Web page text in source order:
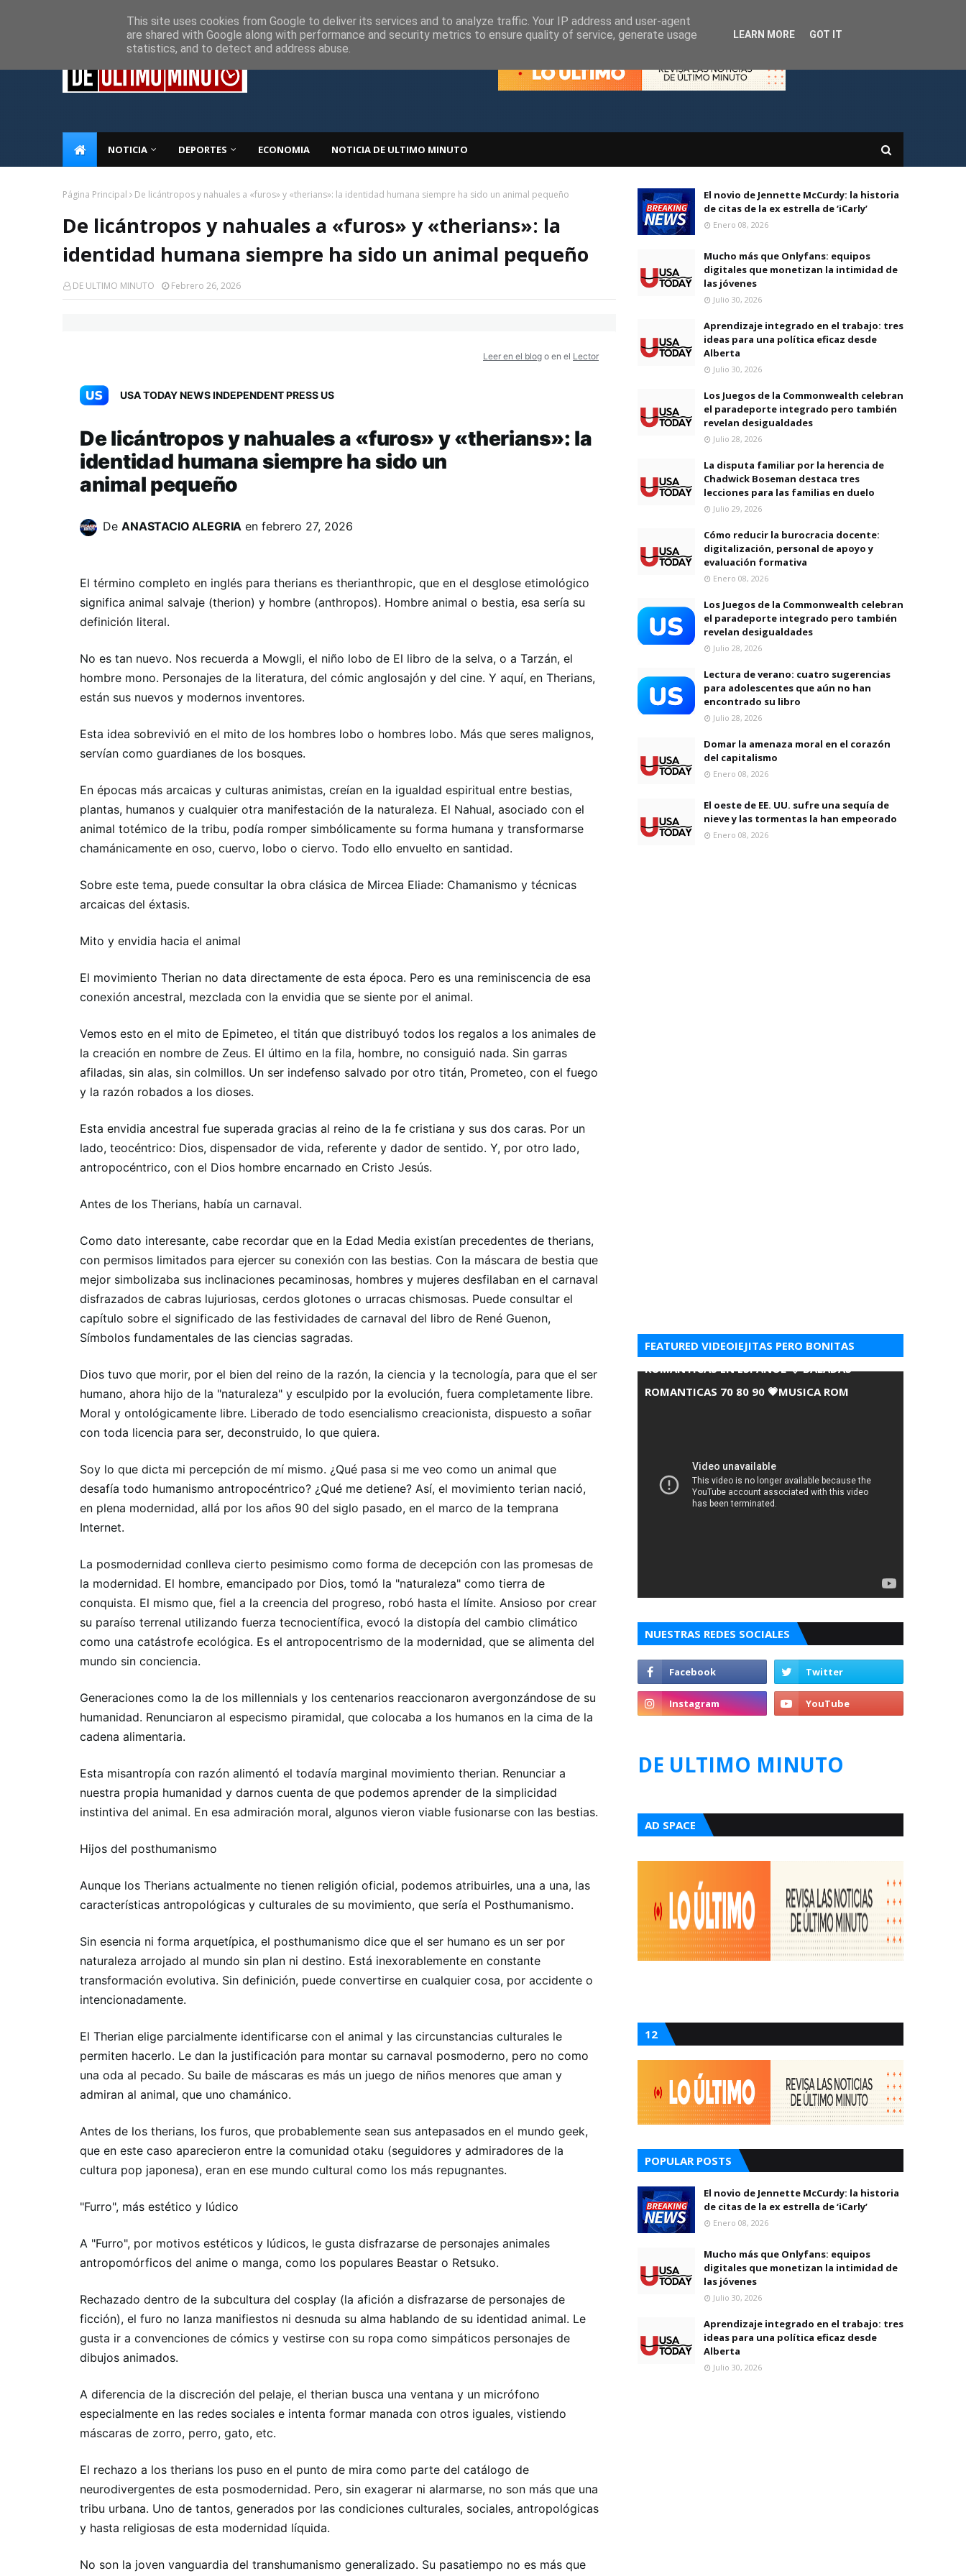
NOTICIA DEPORTES ECONOMIA NOTICIA DE ULTIMO MINUTO
Página Principal De licántropos y nahuales a «furos» y «therians»: la identidad humana siempre ha sido un animal pequeño
De licántropos y nahuales a «furos» y «therians»: la
identidad humana siempre ha sido un animal pequeño
DE ULTIMO MINUTO Febrero 26, 2026
Leer en el blog o en el Lector
USA TODAY NEWS INDEPENDENT PRESS US
De licántropos y nahuales a «furos» y «therians»: la
identidad humana siempre ha sido un
animal pequeño
De ANASTACIO ALEGRIA enfebrero 27, 2026
El término completo en inglés para therians es therianthropic, que en el desglose etimológico
significa animal salvaje (therion) y hombre (anthropos). Hombre animal o bestia, esa sería su
definición literal.
No es tan nuevo. Nos recuerda a Mowgli, el niño lobo de El libro de la selva, o a Tarzán, el
hombre mono. Personajes de la literatura, del cómic anglosajón y del cine. Y aquí, en Therians,
están sus nuevos y modernos inventores.
Esta idea sobrevivió en el mito de los hombres lobo o hombres lobo. Más que seres malignos,
servían como guardianes de los bosques.
En épocas más arcaicas y culturas animistas, creían en la igualdad espiritual entre bestias,
plantas, humanos y cualquier otra manifestación de la naturaleza. El Nahual, asociado con el
animal totémico de la tribu, podía romper simbólicamente su forma humana y transformarse
chamánicamente en oso, cuervo, lobo o ciervo. Todo ello envuelto en santidad.
Sobre este tema, puede consultar la obra clásica de Mircea Eliade: Chamanismo y técnicas
arcaicas del éxtasis.
Mito y envidia hacia el animal
El movimiento Therian no data directamente de esta época. Pero es una reminiscencia de esa
conexión ancestral, mezclada con la envidia que se siente por el animal.
Vemos esto en el mito de Epimeteo, el titán que distribuyó todos los regalos a los animales de
la creación en nombre de Zeus. El último en la fila, hombre, no consiguió nada. Sin garras
afiladas, sin alas, sin colmillos. Un ser indefenso salvado por otro titán, Prometeo, con el fuego
y la razón robados a los dioses.
Esta envidia ancestral fue superada gracias al reino de la fe cristiana y sus dos caras. Por un
lado, teocéntrico: Dios, dispensador de vida, referente y dador de sentido. Y, por otro lado,
antropocéntrico, con el Dios hombre encarnado en Cristo Jesús.
Antes de los Therians, había un carnaval.
Como dato interesante, cabe recordar que en la Edad Media existían precedentes de therians,
con permisos limitados para ejercer su conexión con las bestias. Con la máscara de bestia que
mejor simbolizaba sus inclinaciones pecaminosas, hombres y mujeres desfilaban en el carnaval
disfrazados de cabras lujuriosas, cerdos glotones o urracas chismosas. Puede consultar el
capítulo sobre el significado de las festividades de carnaval del libro de René Guenon,
Símbolos fundamentales de las ciencias sagradas.
Dios tuvo que morir, por el bien del reino de la razón, la ciencia y la tecnología, para que el ser
humano, ahora hijo de la "naturaleza" y esculpido por la evolución, fuera completamente libre.
Moral y ontológicamente libre. Liberado de todo esencialismo creacionista, dispuesto a soñar
con toda licencia para ser, deconstruido, lo que quiera.
Soy lo que dicta mi percepción de mí mismo. ¿Qué pasa si me veo como un animal que
desafía todo humanismo antropocéntrico? ¿Qué me detiene? Así, el movimiento terian nació,
en plena modernidad, allá por los años 90 del siglo pasado, en el marco de la temprana
Internet.
La posmodernidad conlleva cierto pesimismo como forma de decepción con las promesas de
la modernidad. El hombre, emancipado por Dios, tomó la "naturaleza" como tierra de
conquista. El mismo que, fiel a la creencia del progreso, robó hasta el límite. Ansioso por crear
su paraíso terrenal utilizando fuerza tecnocientífica, evocó la distopía del cambio climático
como una catástrofe ecológica. Es el antropocentrismo de la modernidad, que se alimenta del
mundo sin conciencia.
Generaciones como la de los millennials y los centenarios reaccionaron avergonzándose de su
humanidad. Renunciaron al especismo piramidal, que colocaba a los humanos en la cima de la
cadena alimentaria.
Esta misantropía con razón alimentó el todavía marginal movimiento therian. Renunciar a
nuestra propia humanidad y darnos cuenta de que podemos aprender de la simplicidad
instintiva del animal. En esa admiración moral, algunos vieron viable fusionarse con las bestias.
Hijos del posthumanismo
Aunque los Therians actualmente no tienen religión oficial, podemos atribuirles, una a una, las
características antropológicas y culturales de su movimiento, que sería el Posthumanismo.
Sin esencia ni forma arquetípica, el posthumanismo dice que el ser humano es un ser por
naturaleza arrojado al mundo sin plan ni destino. Está inexorablemente en constante
transformación evolutiva. Sin definición, puede convertirse en cualquier cosa, por accidente o
intencionadamente.
El Therian elige parcialmente identificarse con el animal y las circunstancias culturales le
permiten hacerlo. Le dan la justificación para montar su carnaval posmoderno, pero no como
una oda al pecado. Su baile de máscaras es más un juego de niños menores que aman y
admiran al animal, que uno chamánico.
Antes de los therians, los furos, que probablemente sean sus antepasados ​​en el mundo geek,
que en este caso aparecieron entre la comunidad otaku (seguidores y admiradores de la
cultura pop japonesa), eran en ese mundo cultural como los más repugnantes.
"Furro", más estético y lúdico
A "Furro", por motivos estéticos y lúdicos, le gusta disfrazarse de personajes animales
antropomórficos del anime o manga, como los populares Beastar o Retsuko.
Rechazado dentro de la subcultura del cosplay (la afición a disfrazarse de personajes de
ficción), el furo no lanza manifiestos ni desnuda su alma hablando de su identidad animal. Le
gusta ir a convenciones de cómics y vestirse con su ropa como simpáticos personajes de
dibujos animados.
A diferencia de la discreción del pelaje, el therian busca una ventana y un micrófono
especialmente en las redes sociales e intenta formar manada con otros iguales, vistiendo
máscaras de zorro, perro, gato, etc.
El rechazo a los therians los puso en el punto de mira como parte del catálogo de
neurodivergentes de esta posmodernidad. Pero, sin exagerar ni alarmarse, no son más que una
tribu urbana. Uno de tantos, generados por las condiciones culturales, sociales, antropológicas
y hasta religiosas de esta modernidad líquida.
No son la joven vanguardia del transhumanismo generalizado. Su pasatiempo no es más que
El novio de Jennette McCurdy: la historia
de citas de la ex estrella de ‘iCarly’
Enero 08, 2026
Mucho más que Onlyfans: equipos
digitales que monetizan la intimidad de
las jóvenes
Julio 30, 2026
Aprendizaje integrado en el trabajo: tres
ideas para una política eficaz desde
Alberta
Julio 30, 2026
Los Juegos de la Commonwealth celebran
el paradeporte integrado pero también
revelan desigualdades
Julio 28, 2026
La disputa familiar por la herencia de
Chadwick Boseman destaca tres
lecciones para las familias en duelo
Julio 29, 2026
Cómo reducir la burocracia docente:
digitalización, personal de apoyo y
evaluación formativa
Enero 08, 2026
Los Juegos de la Commonwealth celebran
el paradeporte integrado pero también
revelan desigualdades
Julio 28, 2026
Lectura de verano: cuatro sugerencias
para adolescentes que aún no han
encontrado su libro
Julio 28, 2026
Domar la amenaza moral en el corazón
del capitalismo
Enero 08, 2026
El oeste de EE. UU. sufre una sequía de
nieve y las tormentas la han empeorado
Enero 08, 2026
FEATURED VIDEOIEJITAS PERO BONITAS
ROMANTICAS EN ESPANOL 💘 BALADAS
ROMANTICAS 70 80 90 💗MUSICA ROM
NUESTRAS REDES SOCIALES
DE ULTIMO MINUTO
AD SPACE
12
POPULAR POSTS
El novio de Jennette McCurdy: la historia
de citas de la ex estrella de ‘iCarly’
Enero 08, 2026
Mucho más que Onlyfans: equipos
digitales que monetizan la intimidad de
las jóvenes
Julio 30, 2026
Aprendizaje integrado en el trabajo: tres
ideas para una política eficaz desde
Alberta
Julio 30, 2026
This site uses cookies from Google to deliver its services and to analyze traffic. Your IP address and user-agent
are shared with Google along with performance and security metrics to ensure quality of service, generate usage
statistics, and to detect and address abuse.
LEARN MORE GOT IT